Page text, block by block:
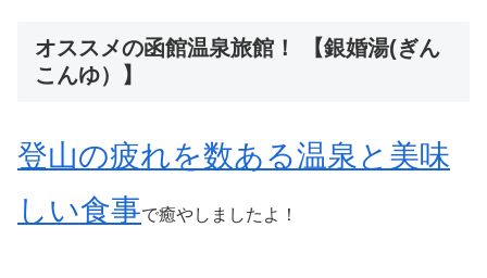
オススメの函館温泉旅館！ 【銀婚湯(ぎん
こんゆ）】
登山の疲れを数ある温泉と美味
しい食事で癒やしましたよ！